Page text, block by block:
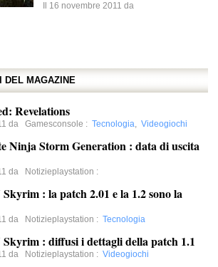
Il 16 novembre 2011 da
DEL MAGAZINE
Revelations
da Gamesconsole : Tecnologia, Videogiochi
Ninja Storm Generation : data di uscita
da Notizieplaystation :
: la patch 2.01 e la 1.2 sono la
da Notizieplaystation : Tecnologia
: diffusi i dettagli della patch 1.1
da Notizieplaystation : Videogiochi